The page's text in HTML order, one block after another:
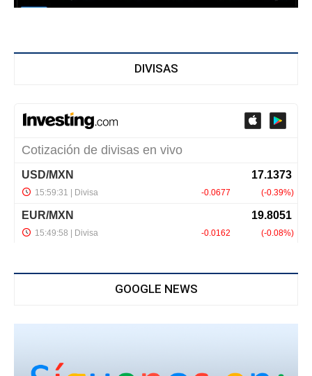
DIVISAS
GOOGLE NEWS